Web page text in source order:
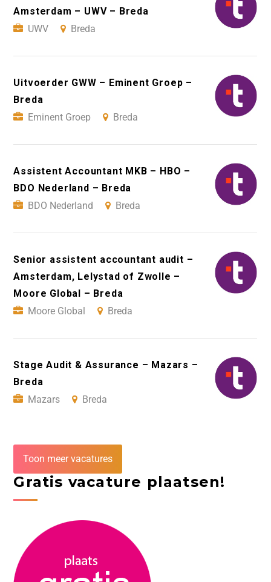
Amsterdam – UWV – Breda
UWV
Breda
Uitvoerder GWW – Eminent Groep –
Breda
Eminent Groep
Breda
Assistent Accountant MKB – HBO –
BDO Nederland – Breda
BDO Nederland
Breda
Senior assistent accountant audit –
Amsterdam, Lelystad of Zwolle –
Moore Global – Breda
Moore Global
Breda
Stage Audit & Assurance – Mazars –
Breda
Mazars
Breda
Toon meer vacatures
Gratis vacature plaatsen!